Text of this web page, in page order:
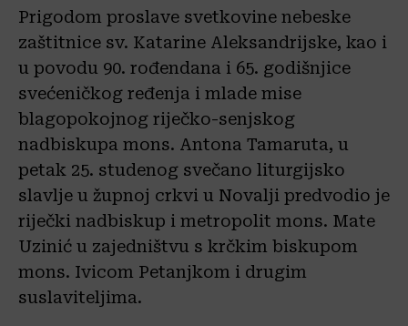
Prigodom proslave svetkovine nebeske
zaštitnice sv. Katarine Aleksandrijske, kao i
u povodu 90. rođendana i 65. godišnjice
svećeničkog ređenja i mlade mise
blagopokojnog riječko-senjskog
nadbiskupa mons. Antona Tamaruta, u
petak 25. studenog svečano liturgijsko
slavlje u župnoj crkvi u Novalji predvodio je
riječki nadbiskup i metropolit mons. Mate
Uzinić u zajedništvu s krčkim biskupom
mons. Ivicom Petanjkom i drugim
suslaviteljima.